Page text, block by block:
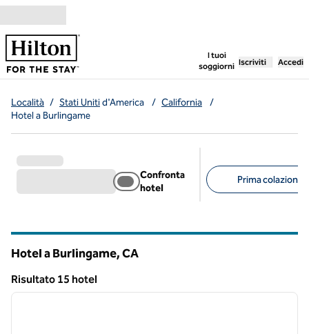
Vai al contenuto
I tuoi
soggiorni
, apre una
Iscriviti Accedi
Località / Stati Unitid'America / California
/
Hotel a Burlingame
Confronta
hotel
Prima colazione
Hotel a Burlingame,CA
Risultato 15 hotel
Risultato 15 hotel
1 di 12